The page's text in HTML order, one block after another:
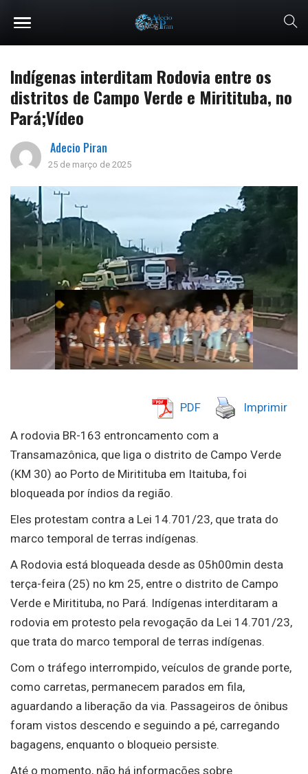
Indígenas interditam Rodovia entre os
distritos de Campo Verde e Miritituba, no
Pará;Vídeo
Adecio Piran
25 de março de 2025
PDF Imprimir
A rodovia BR-163 entroncamento com a
Transamazônica, que liga o distrito de Campo Verde
(KM 30) ao Porto de Miritituba em Itaituba, foi
bloqueada por índios da região.
Eles protestam contra a Lei 14.701/23, que trata do
marco temporal de terras indígenas.
A Rodovia está bloqueada desde as 05h00min desta
terça-feira (25) no km 25, entre o distrito de Campo
Verde e Miritituba, no Pará. Indígenas interditaram a
rodovia em protesto pela revogação da Lei 14.701/23,
que trata do marco temporal de terras indígenas.
Com o tráfego interrompido, veículos de grande porte,
como carretas, permanecem parados em fila,
aguardando a liberação da via. Passageiros de ônibus
foram vistos descendo e seguindo a pé, carregando
bagagens, enquanto o bloqueio persiste.
Até o momento, não há informações sobre